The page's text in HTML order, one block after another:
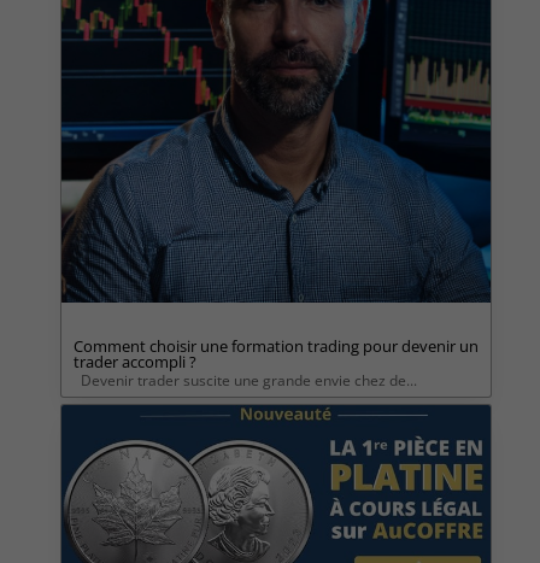
Comment choisir une formation trading pour devenir un
trader accompli ?
Devenir trader suscite une grande envie chez de...